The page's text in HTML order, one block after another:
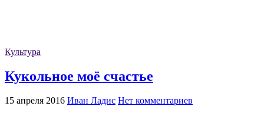
Культура
Кукольное моё счастье
15 апреля 2016 Иван Ладис Нет комментариев